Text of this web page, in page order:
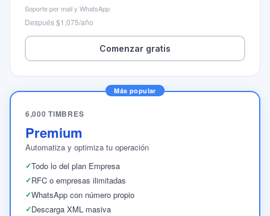
Soporte por mail y WhatsApp
Después $1,075/año
Comenzar gratis
Más popular
6,000 TIMBRES
Premium
Automatiza y optimiza tu operación
Todo lo del plan Empresa
RFC o empresas ilimitadas
WhatsApp con número propio
Descarga XML masiva